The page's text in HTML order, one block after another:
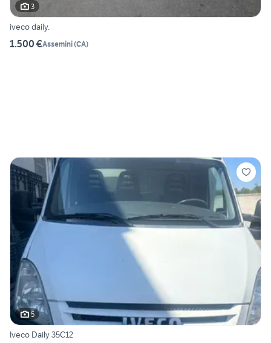
3
iveco daily.
1.500 €Assemini(CA)
5
Iveco Daily 35C12